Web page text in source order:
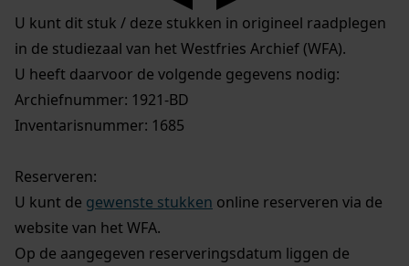
U kunt dit stuk / deze stukken in origineel raadplegen
in de studiezaal van het Westfries Archief (WFA).
U heeft daarvoor de volgende gegevens nodig:
Archiefnummer: 1921-BD
Inventarisnummer: 1685
Reserveren:
U kunt de gewenste stukken online reserveren via de
website van het WFA.
Op de aangegeven reserveringsdatum liggen de